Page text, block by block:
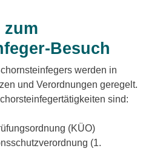
zum
Besuch
werden in
und Verordnungen geregelt.
sind:
(KÜO)
(1.